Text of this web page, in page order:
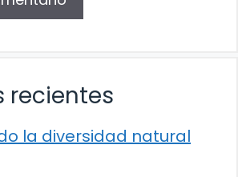
recientes
la diversidad natural